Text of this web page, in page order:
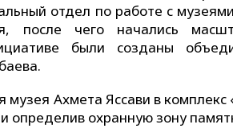
отдел по работе с
после чего начались
были созданы
Ахмета Яссави в комплекс
определив охранную зону